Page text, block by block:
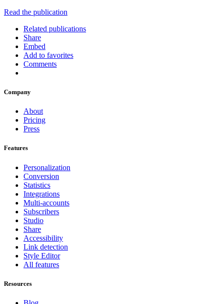
Read the publication
Related publications
Share
Embed
Add to favorites
Comments
Company
About
Pricing
Press
Features
Personalization
Conversion
Statistics
Integrations
Multi-accounts
Subscribers
Studio
Share
Accessibility
Link detection
Style Editor
All features
Resources